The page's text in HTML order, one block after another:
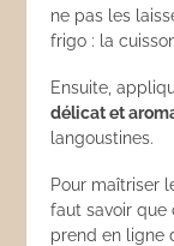
ne pas les
frigo : la
Ensuite,
délicat et
langoustines.
Pour maîtriser
faut savoir que
prend en ligne